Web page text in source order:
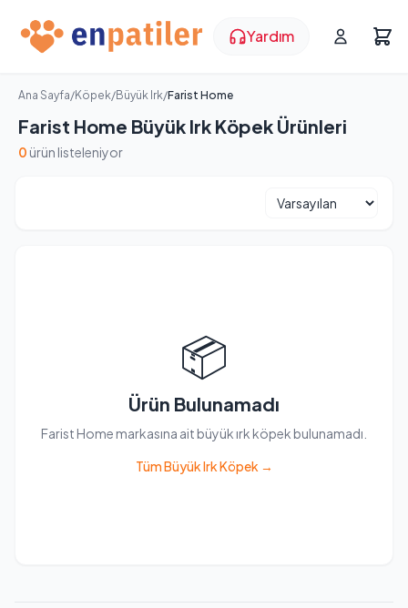
Yardım
Ana Sayfa/Köpek/Büyük Irk/Farist Home
Farist Home Büyük Irk Köpek Ürünleri
0 ürün listeleniyor
📦
Ürün Bulunamadı
Farist Home markasına ait büyük ırk köpek bulunamadı.
Tüm Büyük Irk Köpek →